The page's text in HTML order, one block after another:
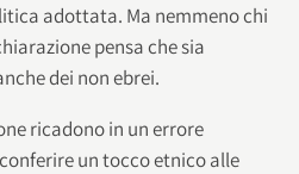
adottata. Ma nemmeno chi
pensa che sia
dei non ebrei.
ricadono in un errore
un tocco etnico alle